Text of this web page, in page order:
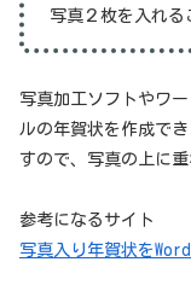
写真２枚を入れる
写真加工ソフトやワ
ルの年賀状を作成で
すので、写真の上に
参考になるサイト
写真入り年賀状を